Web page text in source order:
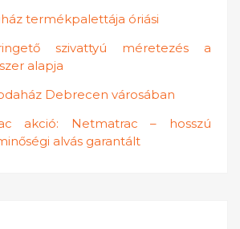
termékpalettája óriási
szivattyú méretezés a
alapja
Debrecen városában
akció: Netmatrac – hosszú
alvás garantált